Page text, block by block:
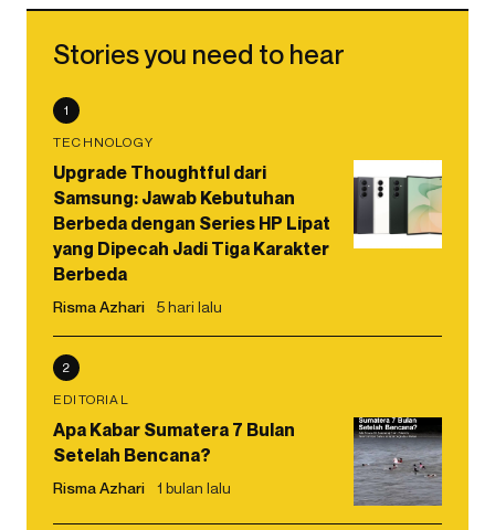
Stories you need to hear
1
TECHNOLOGY
Upgrade Thoughtful dari
Samsung: Jawab Kebutuhan
Berbeda dengan Series HP Lipat
yang Dipecah Jadi Tiga Karakter
Berbeda
Risma Azhari 5 hari lalu
2
EDITORIAL
Apa Kabar Sumatera 7 Bulan
Setelah Bencana?
Risma Azhari 1 bulan lalu